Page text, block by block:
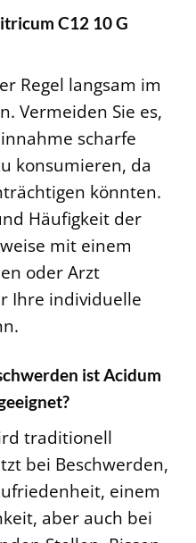
C12 10 G
Regel langsam im
Vermeiden Sie es,
scharfe
konsumieren, da
könnten.
Häufigkeit der
mit einem
oder Arzt
Ihre individuelle
ist Acidum
traditionell
bei Beschwerden,
einem
aber auch bei